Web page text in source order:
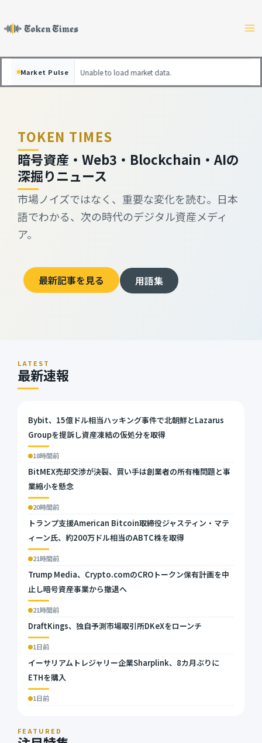
to
content
Market Pulse Unable to load market data.
TOKEN TIMES
暗号資産・Web3・Blockchain・AIの
深掘りニュース
市場ノイズではなく、重要な変化を読む。日本
語でわかる、次の時代のデジタル資産メディ
ア。
最新記事を見る 用語集
LATEST
最新速報
Bybit、15億ドル相当ハッキング事件で北朝鮮とLazarus
Groupを提訴し資産凍結の仮処分を取得
18時間前
BitMEX売却交渉が決裂、買い手は創業者の所有権問題と事
業縮小を懸念
20時間前
トランプ支援American Bitcoin取締役ジャスティン・マテ
ィーン氏、約200万ドル相当のABTC株を取得
21時間前
Trump Media、Crypto.comのCROトークン保有計画を中
止し暗号資産事業から撤退へ
21時間前
DraftKings、独自予測市場取引所DKeXをローンチ
1日前
イーサリアムトレジャリー企業Sharplink、8カ月ぶりに
ETHを購入
1日前
FEATURED